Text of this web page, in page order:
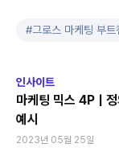
#그로스 마케팅 부트
인사이트
마케팅 믹스 4P |
예시
2023년 05월 25일